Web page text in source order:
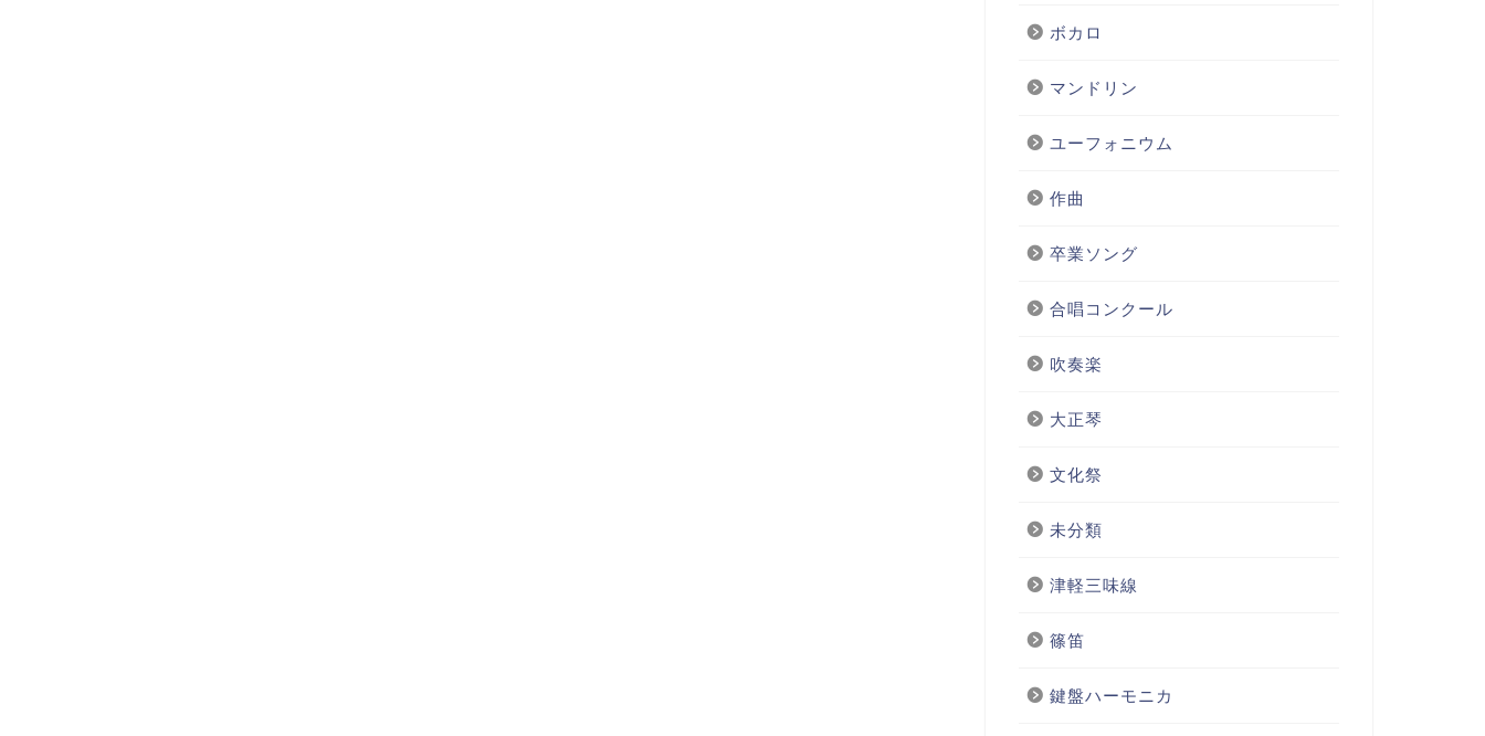
ボカロ
マンドリン
ユーフォニウム
作曲
卒業ソング
合唱コンクール
吹奏楽
大正琴
文化祭
未分類
津軽三味線
篠笛
鍵盤ハーモニカ